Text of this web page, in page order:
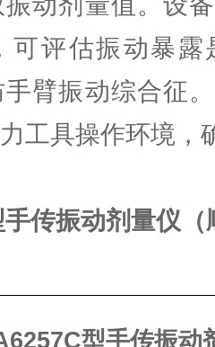
可评估振动暴露
臂振动综合征
工具操作环境，
传振动剂量仪（
6257C型手传振动